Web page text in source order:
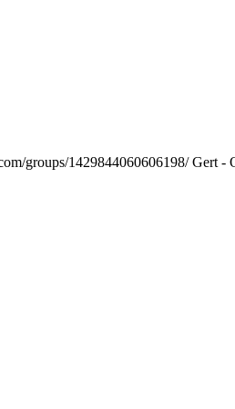
groups/1429844060606198/ Gert -